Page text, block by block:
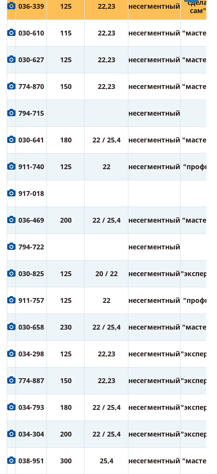
036-339 125 22,23 несегментный "сделай
сам"
030-610 115 22,23 несегментный "мастер"
030-627 125 22,23 несегментный "мастер"
774-870 150 22,23 несегментный "мастер"
794-715 несегментный
030-641 180 22 / 25,4 несегментный "мастер"
911-740 125 22 несегментный "профи"
917-018
036-469 200 22 / 25,4 несегментный "мастер"
794-722 несегментный
030-825 125 20 / 22 несегментный"эксперт"
911-757 125 22 несегментный "профи"
030-658 230 22 / 25,4 несегментный "мастер"
034-298 125 22,23 несегментный"эксперт"
774-887 150 22,23 несегментный"эксперт"
034-793 180 22 / 25,4 несегментный"эксперт"
034-304 200 22 / 25,4 несегментный"эксперт"
038-951 300 25,4 несегментный "мастер"